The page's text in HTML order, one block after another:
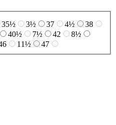
35½ 3½ 37 4½
38
40½ 7½ 42
8½
11½
47